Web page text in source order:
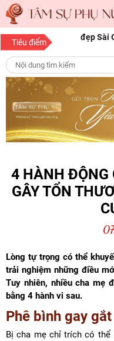
Tiêu điểm
Sài Gòn cho
10 bí
4 HÀNH ĐỘNG
GÂY TỔN
Lòng tự trọng có thể
trải nghiệm những điều
Tuy nhiên, nhiều cha mẹ
bằng 4 hành vi sau.
Phê bình gay gắt
Bị cha mẹ chỉ trích có